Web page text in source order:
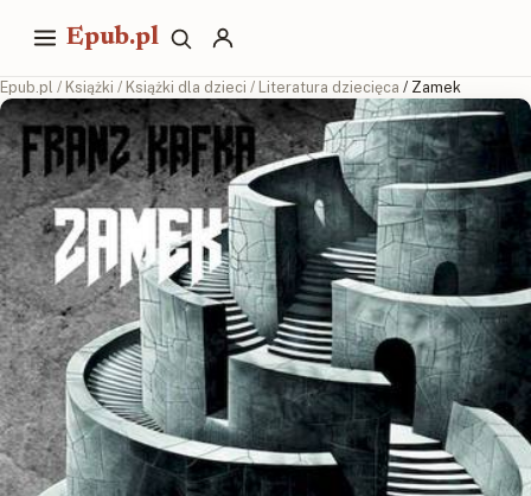
Epub.pl
Epub.pl / Książki / Książki dla dzieci / Literatura dziecięca / Zamek